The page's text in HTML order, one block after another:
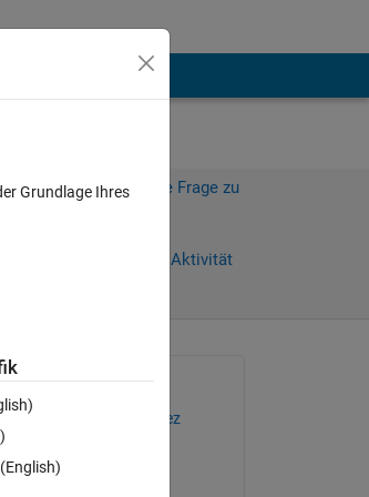
Sie sich an, um diese Frage zu
Anmelden, um Aktivität
Jorge Armando Vazquez
Jul. 2024
Grundlage Ihres
(English)